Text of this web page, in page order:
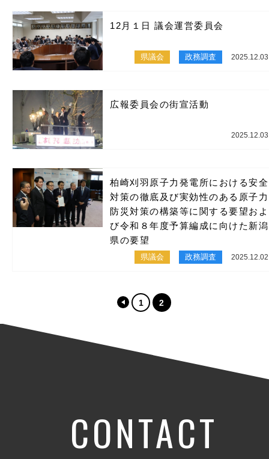
12月１日 議会運営委員会
県議会 政務調査 2025.12.03
広報委員会の街宣活動
2025.12.03
柏崎刈羽原子力発電所における安全
対策の徹底及び実効性のある原子力
防災対策の構築等に関する要望およ
び令和８年度予算編成に向けた新潟
県の要望
県議会 政務調査 2025.12.02
1 2
CONTACT